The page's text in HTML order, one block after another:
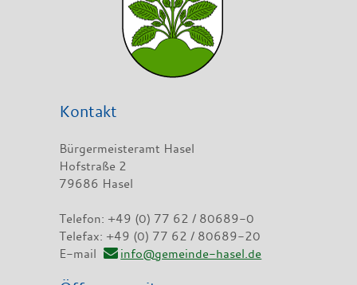
Kontakt
Bürgermeisteramt Hasel
Hofstraße 2
79686 Hasel
Telefon: +49 (0) 77 62 / 80689-0
Telefax: +49 (0) 77 62 / 80689-20
E-mail
info@gemeinde-hasel.de